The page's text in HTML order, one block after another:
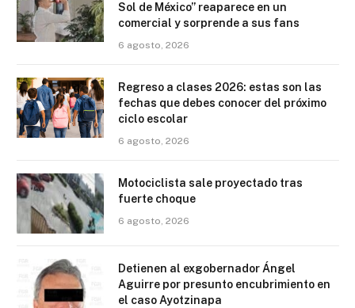
Sol de México” reaparece en un
comercial y sorprende a sus fans
6 agosto, 2026
Regreso a clases 2026: estas son las
fechas que debes conocer del próximo
ciclo escolar
6 agosto, 2026
Motociclista sale proyectado tras
fuerte choque
6 agosto, 2026
Detienen al exgobernador Ángel
Aguirre por presunto encubrimiento en
el caso Ayotzinapa